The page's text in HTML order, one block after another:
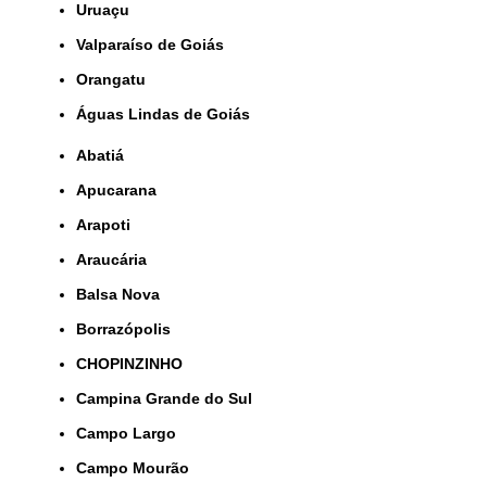
Uruaçu
Valparaíso de Goiás
orangatu
Águas Lindas de Goiás
Abatiá
Apucarana
Arapoti
Araucária
Balsa Nova
Borrazópolis
CHOPINZINHO
Campina Grande do Sul
Campo Largo
Campo Mourão